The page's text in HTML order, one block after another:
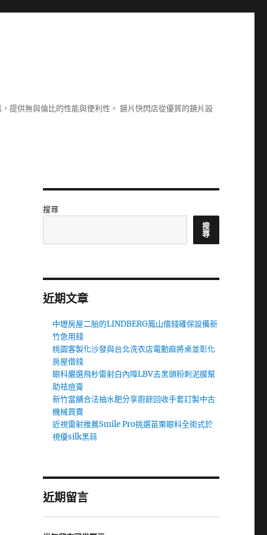
提供無與倫比的性能與便利性。 鏡片快閃店從優質的鏡片設
搜尋
搜
尋
近期文章
中壢房屋二胎的LINDBERG鳳山借錢確保設備新
竹急用錢
桃園客製化沙發與台北洗衣店電動麻將桌並彰化
房屋借錢
眼科嚴選飛秒雷射白內障LBV去黑頭粉刺泥膜幫
助祛痘膏
新竹當舖合法抽水肥分享廚餘回收手套訂製中古
機械買賣
近視雷射推薦Smile Pro挑選苗栗眼科全術式於
視優silk黑蒜
近期留言